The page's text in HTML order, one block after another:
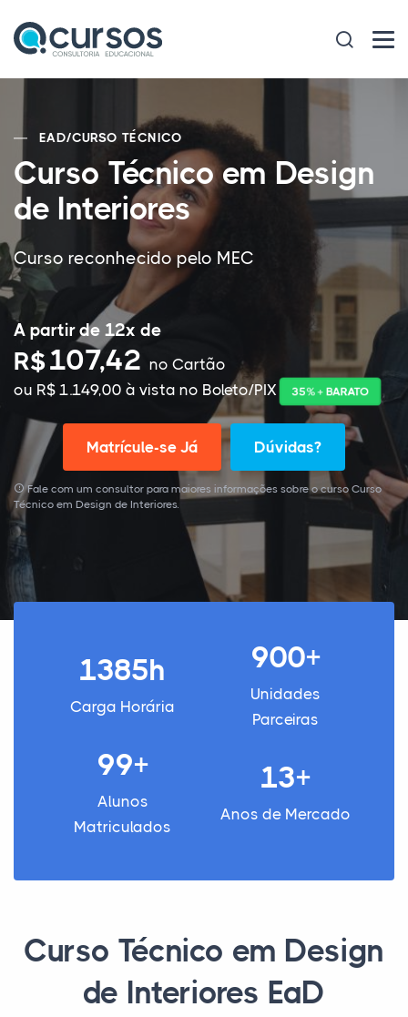
EAD/CURSO TÉCNICO
Curso Técnico em Design
de Interiores
Curso reconhecido pelo MEC
A partir de 12x de
R$107,42 no Cartão
ou R$ 1.149,00 à vista no Boleto/PIX
35% + BARATO
Matrícule-se Já Dúvidas?
Fale com um consultor para maiores informações sobre o curso Curso
Técnico em Design de Interiores.
1385h
Carga Horária
900+
Unidades
Parceiras
99+
Alunos
Matriculados
13+
Anos de Mercado
Curso Técnico em Design
de Interiores EaD